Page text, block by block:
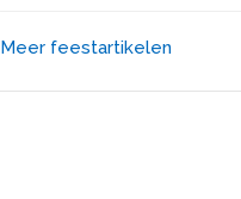
Meer feestartikelen